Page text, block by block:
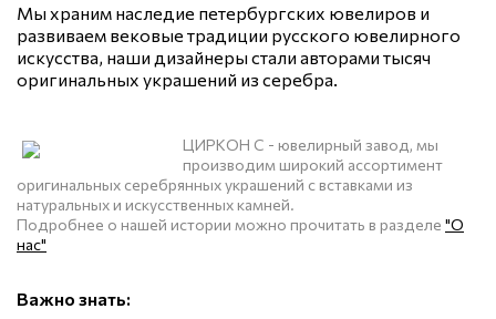
Мы храним наследие петербургских ювелиров и
развиваем вековые традиции русского ювелирного
искусства, наши дизайнеры стали авторами тысяч
оригинальных украшений из серебра.
ЦИРКОН С - ювелирный завод, мы
производим широкий ассортимент
оригинальных серебрянных украшений с вставками из
натуральных и искусственных камней.
Подробнее о нашей истории можно прочитать в разделе "О
нас"
Важно знать: